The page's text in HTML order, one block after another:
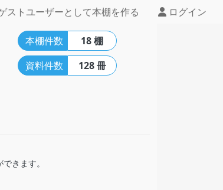
ストユーザーとして本棚を作る ログイン
本棚件数
18 棚
資料件数
128 冊
きます。